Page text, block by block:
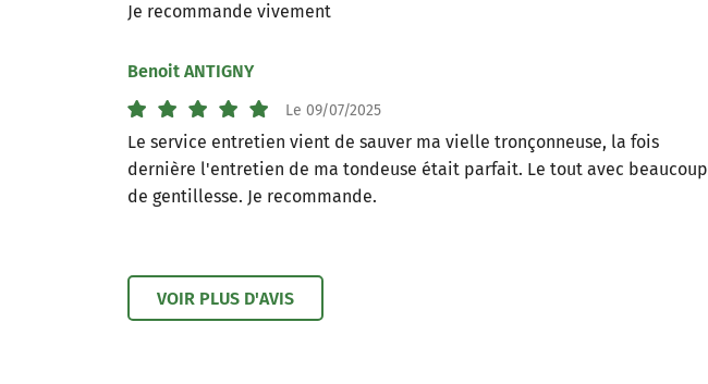
Je recommande vivement
Benoit ANTIGNY
Le 09/07/2025
Le service entretien vient de sauver ma vielle tronçonneuse, la fois
dernière l'entretien de ma tondeuse était parfait. Le tout avec beaucoup
de gentillesse. Je recommande.
VOIR PLUS D'AVIS